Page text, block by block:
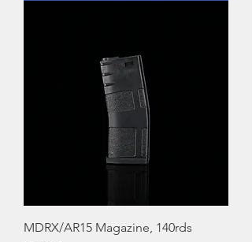
MDRX/AR15 Magazine, 140rds